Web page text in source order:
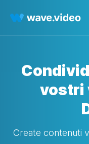
vostri
Create contenuti